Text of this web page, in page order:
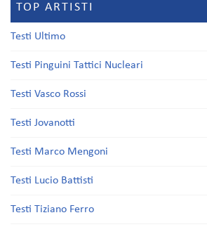
TOP ARTISTI
Testi Ultimo
Testi Pinguini Tattici Nucleari
Testi Vasco Rossi
Testi Jovanotti
Testi Marco Mengoni
Testi Lucio Battisti
Testi Tiziano Ferro